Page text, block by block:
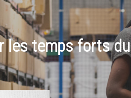
les temps forts du